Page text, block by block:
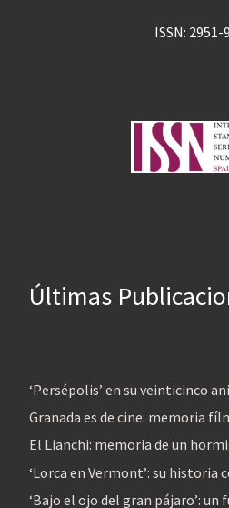
ISSN: 2951-
Últimas
‘Persépolis’ en su veinticinco
Granada es de cine: memoria
El Lianchi: memoria de un
‘Lorca en Vermont’: su historia
‘Bajo el ojo del gran pájaro’: